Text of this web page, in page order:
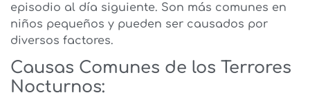
episodio al día siguiente. Son más comunes en
niños pequeños y pueden ser causados por
diversos factores.
Causas Comunes de los Terrores
Nocturnos: